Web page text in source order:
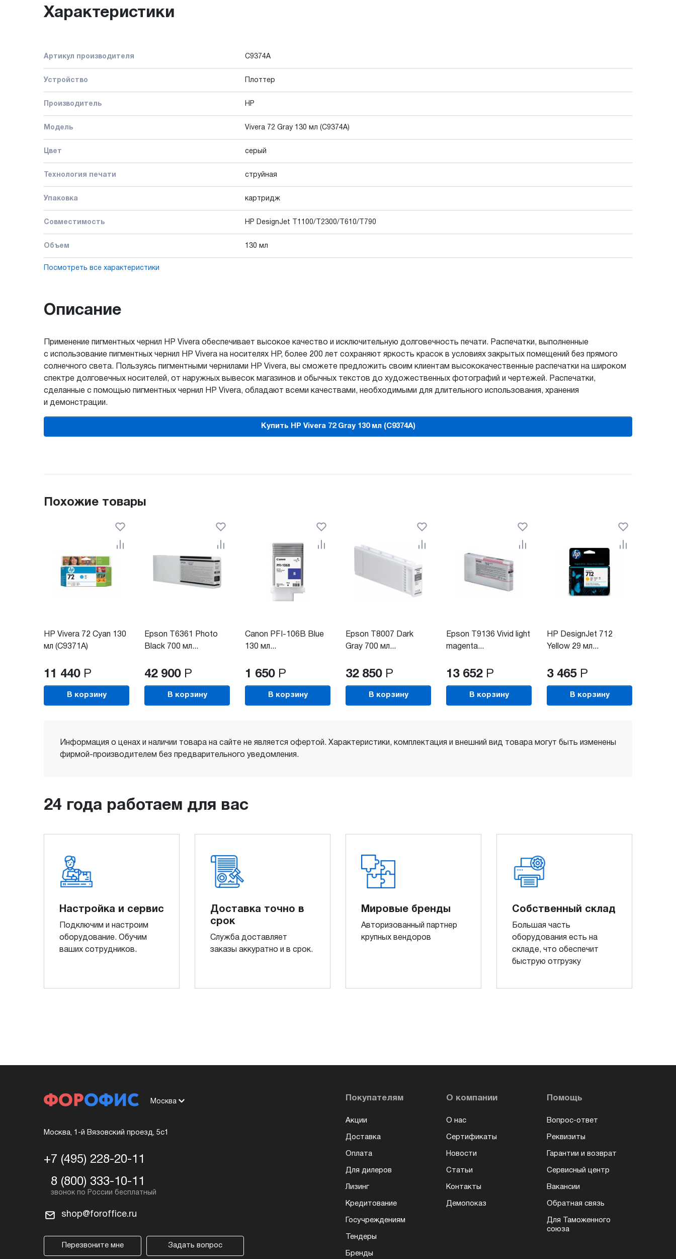
Характеристики
Артикул производителя C9374A
Устройство Плоттер
Производитель HP
Модель Vivera 72 Gray 130 мл (C9374A)
Цвет серый
Технология печати струйная
Упаковка картридж
Совместимость HP DesignJet Т1100/T2300/T610/T790
Объем 130 мл
Посмотреть все характеристики
Описание
Применение пигментных чернил HP Vivera обеспечивает высокое качество и исключительную долговечность печати. Распечатки, выполненные
с использование пигментных чернил HP Vivera на носителях HP, более 200 лет сохраняют яркость красок в условиях закрытых помещений без прямого
солнечного света. Пользуясь пигментными чернилами HP Vivera, вы сможете предложить своим клиентам высококачественные распечатки на широком
спектре долговечных носителей, от наружных вывесок магазинов и обычных текстов до художественных фотографий и чертежей. Распечатки,
сделанные с помощью пигментных чернил HP Vivera, обладают всеми качествами, необходимыми для длительного использования, хранения
и демонстрации.
Купить HP Vivera 72 Gray 130 мл (C9374A)
Похожие товары
HP Vivera 72 Cyan 130
мл (C9371A)
11 440 Р
В корзину
Epson T6361 Photo
Black 700 мл...
42 900 Р
В корзину
Canon PFI-106B Blue
130 мл...
1 650 Р
В корзину
Epson T8007 Dark
Gray 700 мл...
32 850 Р
В корзину
Epson T9136 Vivid light
magenta...
13 652 Р
В корзину
HP DesignJet 712
Yellow 29 мл...
3 465 Р
В корзину
Информация о ценах и наличии товара на сайте не является офертой. Характеристики, комплектация и внешний вид товара могут быть изменены
фирмой-производителем без предварительного уведомления.
24 года работаем для вас
Настройка и сервис
Подключим и настроим
оборудование. Обучим
ваших сотрудников.
Доставка точно в
срок
Служба доставляет
заказы аккуратно и в срок.
Мировые бренды
Авторизованный партнер
крупных вендоров
Собственный склад
Большая часть
оборудования есть на
складе, что обеспечит
быструю отгрузку
Москва
Москва, 1-й Вязовский проезд, 5с1
+7 (495) 228-20-11
8 (800) 333-10-11
shop@foroffice.ru
Перезвоните мне Задать вопрос
Покупателям
Акции
Доставка
Оплата
Для дилеров
Лизинг
Кредитование
Госучреждениям
Тендеры
Бренды
О компании
О нас
Сертификаты
Новости
Статьи
Контакты
Демопоказ
Помощь
Вопрос-ответ
Реквизиты
Гарантии и возврат
Сервисный центр
Вакансии
Обратная связь
Для Таможенного
союза